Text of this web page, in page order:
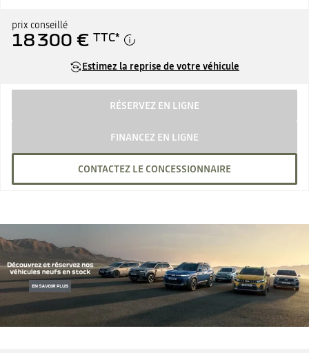
prix conseillé
18 300 € TTC*
Estimez la reprise de votre véhicule
RÉSERVEZ EN LIGNE
FINANCEZ EN LIGNE
CONTACTEZ LE CONCESSIONNAIRE